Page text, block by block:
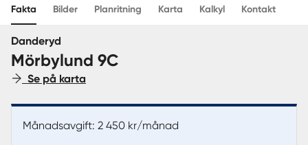
Sverige Spanien
Fakta Bilder Planritning Karta Kalkyl Kontakt
Danderyd
Mörbylund 9C
Se på karta
Månadsavgift: 2 450 kr/månad